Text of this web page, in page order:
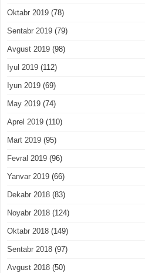
Oktabr 2019 (78)
Sentabr 2019 (79)
Avgust 2019 (98)
Iyul 2019 (112)
Iyun 2019 (69)
May 2019 (74)
Aprel 2019 (110)
Mart 2019 (95)
Fevral 2019 (96)
Yanvar 2019 (66)
Dekabr 2018 (83)
Noyabr 2018 (124)
Oktabr 2018 (149)
Sentabr 2018 (97)
Avgust 2018 (50)